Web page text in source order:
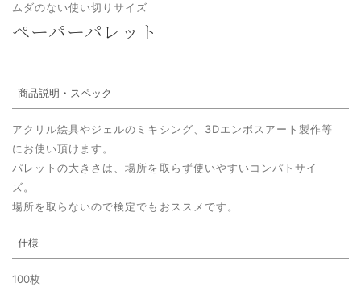
ムダのない使い切りサイズ
ペーパーパレット
商品説明・スペック
アクリル絵具やジェルのミキシング、 3Dエンボスアート製作等
にお使い頂けます。
パレットの大きさは、場所を取らず使いやすいコンパトサイ
ズ。
場所を取らないので検定でもおススメです。
仕様
100枚